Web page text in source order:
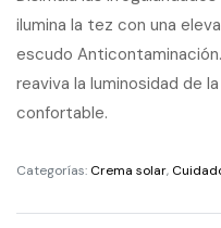
ilumina la tez con una
escudo
reaviva la luminosidad de
confortable.
Categorías: Crema solar,